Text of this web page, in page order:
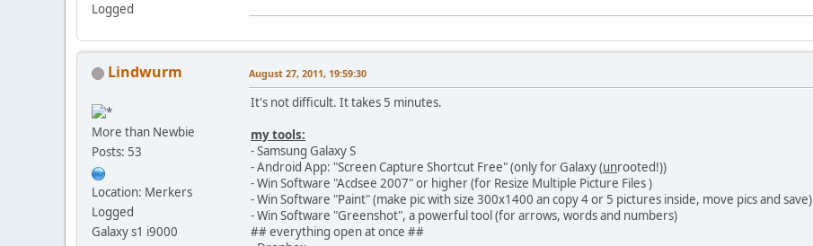
Logged
Lindwurm
More than Newbie
Posts: 53
Location: Merkers
Logged
Galaxy s1 i9000
August 27, 2011, 19:59:30
It's not difficult. It takes 5 minutes.
my tools:
- Samsung Galaxy S
- Android App: "Screen Capture Shortcut Free" (only for Galaxy (unrooted!))
- Win Software "Acdsee 2007" or higher (for Resize Multiple Picture Files )
- Win Software "Paint" (make pic with size 300x1400 an copy 4 or 5 pictures inside, move pics and save)
- Win Software "Greenshot", a powerful tool (for arrows, words and numbers)
## everything open at once ##